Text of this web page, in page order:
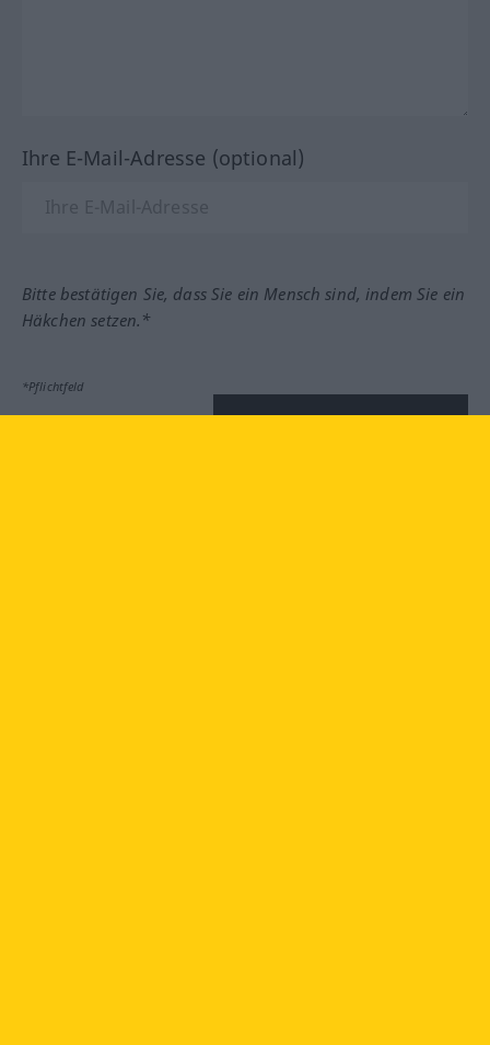
Ihre E-Mail-Adresse (optional)
Bitte bestätigen Sie, dass Sie ein Mensch sind, indem Sie ein
Häkchen setzen.*
*Pflichtfeld
Feedback absenden